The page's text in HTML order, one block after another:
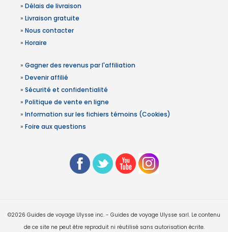
» Délais de livraison
» Livraison gratuite
» Nous contacter
» Horaire
» Gagner des revenus par l'affiliation
» Devenir affilié
» Sécurité et confidentialité
» Politique de vente en ligne
» Information sur les fichiers témoins (Cookies)
» Foire aux questions
©2026 Guides de voyage Ulysse inc. - Guides de voyage Ulysse sarl. Le contenu
de ce site ne peut être reproduit ni réutilisé sans autorisation écrite.